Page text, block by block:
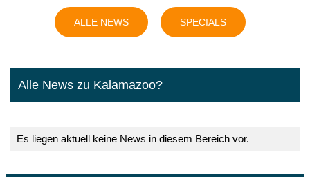
ALLE NEWS SPECIALS
Alle News zu Kalamazoo?
Es liegen aktuell keine News in diesem Bereich vor.